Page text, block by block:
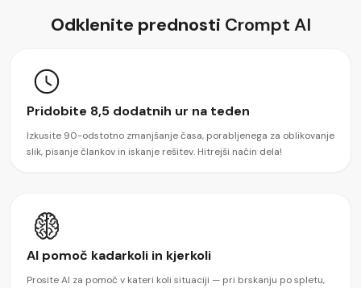
Odklenite prednosti Crompt AI
Pridobite 8,5 dodatnih ur na teden
Izkusite 90-odstotno zmanjšanje časa, porabljenega za oblikovanje
slik, pisanje člankov in iskanje rešitev. Hitrejši način dela!
AI pomoč kadarkoli in kjerkoli
Prosite AI za pomoč v kateri koli situaciji — pri brskanju po spletu,